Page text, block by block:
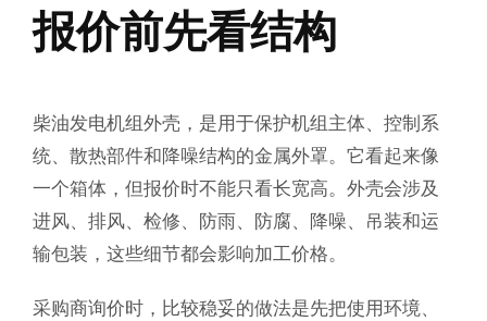
报价前先看结构
柴油发电机组外壳，是用于保护机组主体、控制系
统、散热部件和降噪结构的金属外罩。它看起来像
一个箱体，但报价时不能只看长宽高。外壳会涉及
进风、排风、检修、防雨、防腐、降噪、吊装和运
输包装，这些细节都会影响加工价格。
采购商询价时，比较稳妥的做法是先把使用环境、